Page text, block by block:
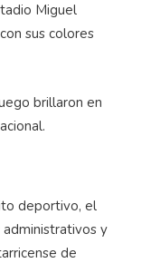
Miguel
sus colores
brillaron en
deportivo, el
y
de